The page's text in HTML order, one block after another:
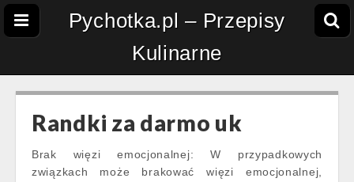
Pychotka.pl – Przepisy
Kulinarne
Randki za darmo uk
Brak więzi emocjonalnej: W przypadkowych
związkach może brakować więzi emocjonalnej,